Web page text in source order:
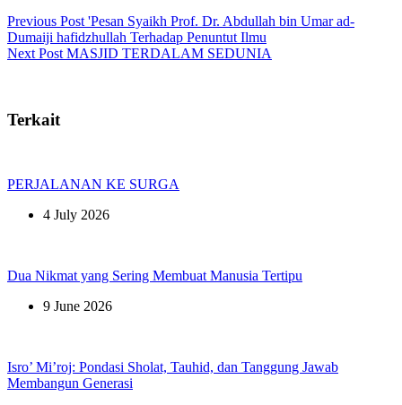
Previous Post 'Pesan Syaikh Prof. Dr. Abdullah bin Umar ad-
Dumaiji hafidzhullah Terhadap Penuntut Ilmu
Next Post MASJID TERDALAM SEDUNIA
Terkait
PERJALANAN KE SURGA
4 July 2026
Dua Nikmat yang Sering Membuat Manusia Tertipu
9 June 2026
Isro’ Mi’roj: Pondasi Sholat, Tauhid, dan Tanggung Jawab
Membangun Generasi